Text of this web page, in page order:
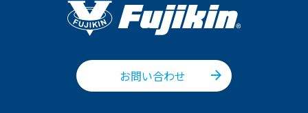
お問い合わせ